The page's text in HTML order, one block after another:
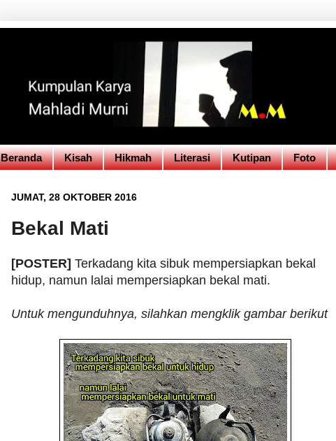
Beranda Kisah Hikmah Literasi Kutipan Foto
JUMAT, 28 OKTOBER 2016
Bekal Mati
[POSTER] Terkadang kita sibuk mempersiapkan bekal
hidup, namun lalai mempersiapkan bekal mati.
Untuk mengunduhnya, silahkan mengklik gambar berikut